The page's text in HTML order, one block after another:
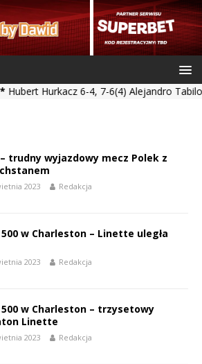
Hurkacz 6-4, 7-6(4) Alejandro Tabilo ***
– trudny wyjazdowy mecz Polek z
2023 Redakcja
w Charleston – Linette uległa
2023 Redakcja
500 w Charleston – trzysetowy
Linette
2023 Redakcja